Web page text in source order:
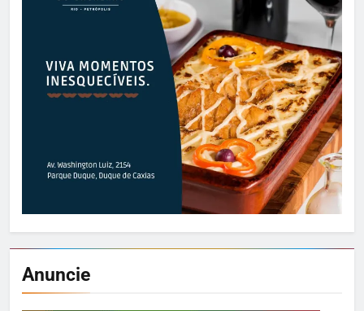
Anuncie